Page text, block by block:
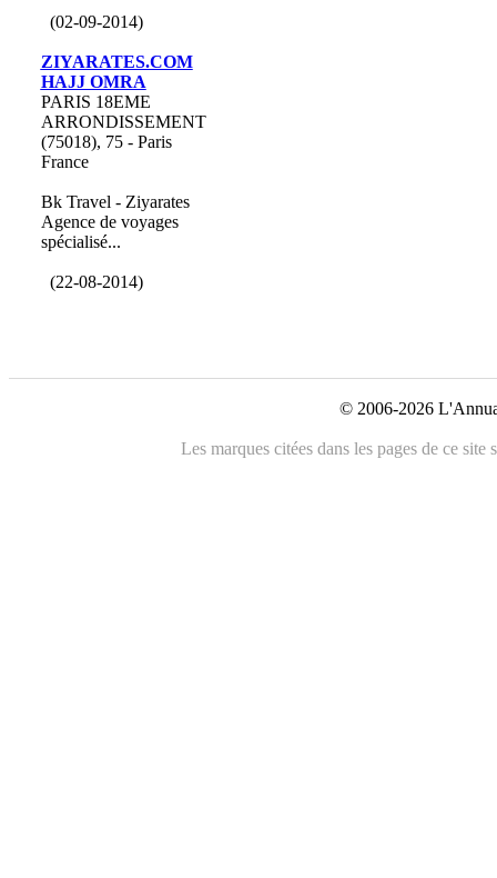
(02-09-2014)
ZIYARATES.COM
HAJJ OMRA
PARIS 18EME
ARRONDISSEMENT
(75018), 75 - Paris
France
Bk Travel - Ziyarates
Agence de voyages
spécialisé...
(22-08-2014)
© 2006-2026
Les marques citées dans les pages de ce